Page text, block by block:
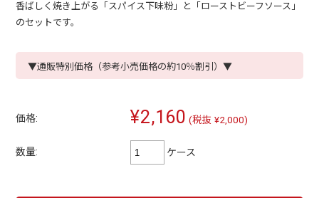
香ばしく焼き上がる「スパイス下味粉」と「ローストビーフソース」
のセットです。
▼通販特別価格（参考小売価格の約10％割引）▼
価格: ¥2,160 (税抜 ¥2,000)
数量: ケース